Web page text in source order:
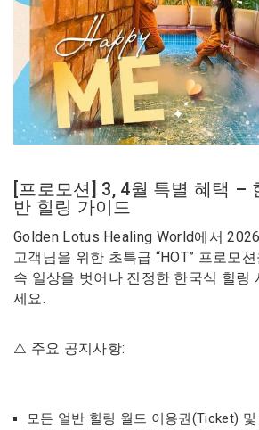
[프로모션] 3, 4월 특별 혜택 –
반 힐링 가이드
Golden Lotus Healing World에서
고객님을 위한 초특급 “HOT” 프로모
속 일상을 벗어나 진정한 한국식 힐링
세요.
⚠️ 주요 공지사항:
모든 얼반 힐링 월드 이용권(Ticket)